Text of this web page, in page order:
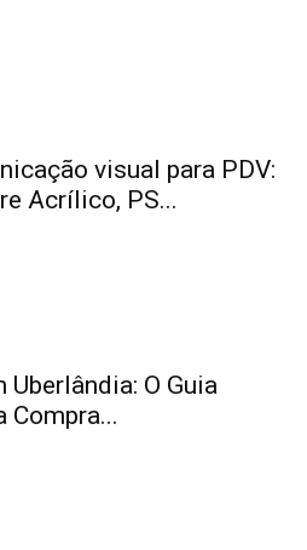
visual para PDV:
Acrílico, PS...
Uberlândia: O Guia
Compra...